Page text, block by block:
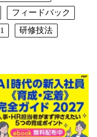
フィードバック
研修技法